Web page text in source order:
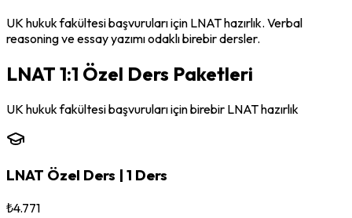
UK hukuk fakültesi başvuruları için LNAT hazırlık. Verbal
reasoning ve essay yazımı odaklı birebir dersler.
LNAT 1:1 Özel Ders Paketleri
UK hukuk fakültesi başvuruları için birebir LNAT hazırlık
LNAT Özel Ders | 1 Ders
₺4.771